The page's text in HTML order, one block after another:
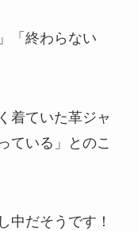
「終わらない
着ていた革ジャ
ている」とのこ
中だそうです！